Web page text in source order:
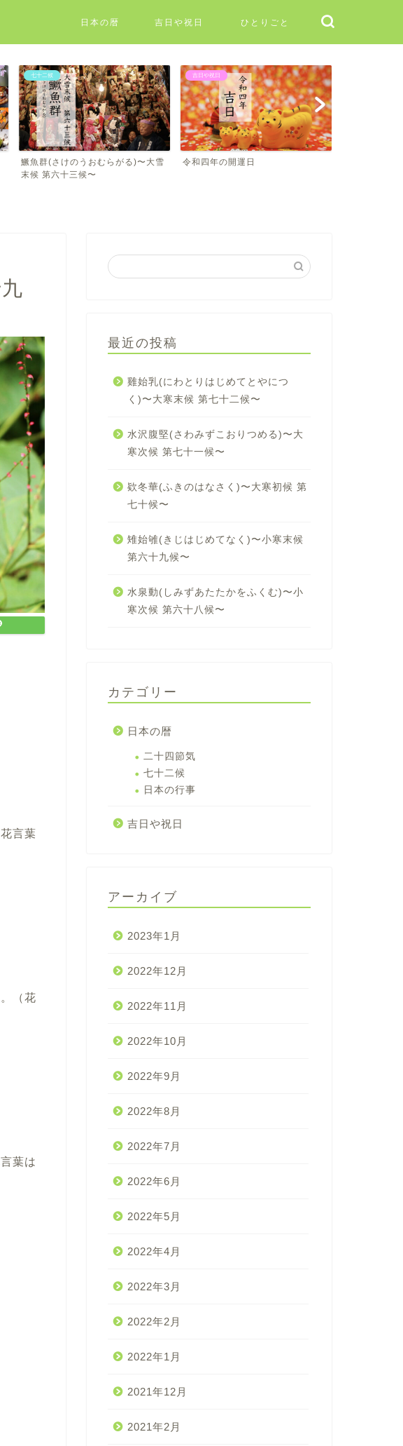
日本の暦 吉日や祝日 ひとりごと
吉日や祝日
令和四年の開運日
二十四節気
二十四節気
言葉
（花
葉は
最近の投稿
雞始乳(にわとりはじめてとやにつ
く)〜大寒末候 第七十二候〜
水沢腹堅(さわみずこおりつめる)〜大
寒次候 第七十一候〜
欵冬華(ふきのはなさく)〜大寒初候 第
七十候〜
雉始雊(きじはじめてなく)〜小寒末候
第六十九候〜
水泉動(しみずあたたかをふくむ)〜小
寒次候 第六十八候〜
カテゴリー
日本の暦
二十四節気
七十二候
日本の行事
吉日や祝日
アーカイブ
2023年1月
2022年12月
2022年11月
2022年10月
2022年9月
2022年8月
2022年7月
2022年6月
2022年5月
2022年4月
2022年3月
2022年2月
2022年1月
2021年12月
2021年2月